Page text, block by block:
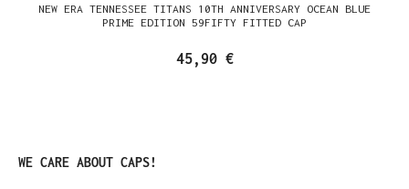
NEW ERA TENNESSEE TITANS 10TH ANNIVERSARY OCEAN BLUE
PRIME EDITION 59FIFTY FITTED CAP
45,90 €
Produktgalerie überspringen
WE CARE ABOUT CAPS!